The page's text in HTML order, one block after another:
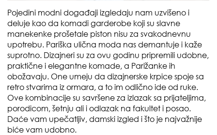
Pojedini modni događaji izgledaju nam uzvišeno i
deluje kao da komadi garderobe koji su slavne
manekenke prošetale piston nisu za svakodnevnu
upotrebu. Pariška ulična moda nas demantuje i kaže
suprotno. Dizajneri su za ovu godinu pripremili udobne,
praktične i elegantne komade, a Parižanke ih
obožavaju. One umeju da dizajnerske krpice spoje sa
retro stvarima iz ormara, a to im odlično ide od ruke.
Ove kombinacije su savršene za izlazak sa prijateljima,
porodicom, šetnju ali i odlazak na fakultet i posao.
Daće vam upečatljiv, damski izgled i što je najvažnije
biće vam udobno.